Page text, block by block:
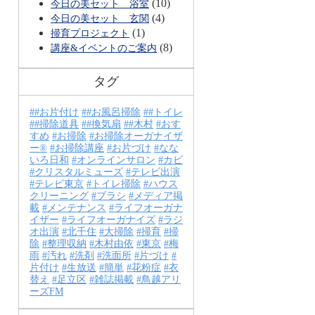
今日の美セット 浴室 (10)
今日の美セット 玄関 (4)
掃育プロジェクト (1)
講座&イベントのご案内 (8)
タグ
#お片付け #お風呂掃除
#トイレ
#掃除道具
#換気扇 #木村
おす
すめ
お掃除
お掃除オーガナイザ
ー®
お掃除講座 お片づけ
なな
いろ日和
オンラインサロン
カビ
クリスタルミューズ
テレビ出演
テレビ東京
トイレ掃除
ハウス
クリーニング
ブラシ
メディア掲
載
メンテナンス
ライフオーガナ
イザー
ライフオーガナイズ
ラジ
オ出演
北千住 大掃除 掃育
掃
除
整理収納 木村由依 東京
梅
雨
汚れ 洗剤 洗面所
片づけ
片付け
生放送 簡単 花粉症
衣
替え
足立区 雑誌掲載
鳥越アリ
ーズFM